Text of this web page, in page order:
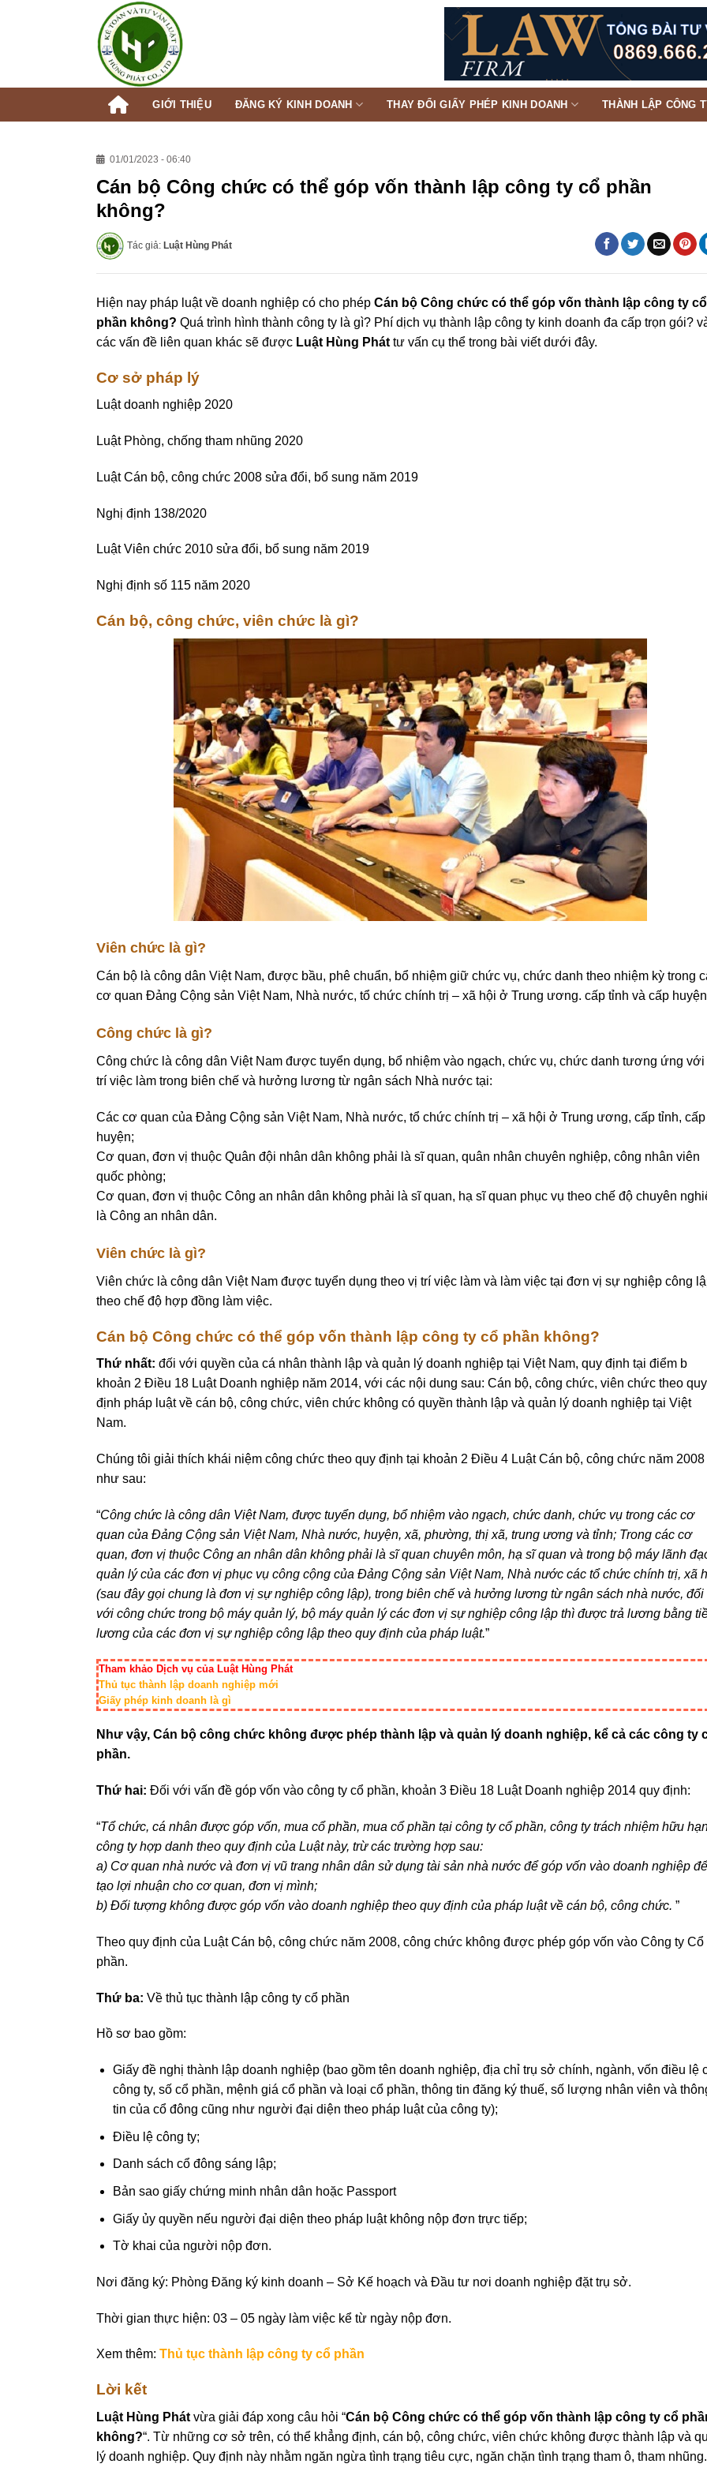
GIỚI THIỆU ĐĂNG KÝ KINH DOANH THAY ĐỔI GIẤY PHÉP KINH DOANH THÀNH LẬP CÔNG
01/01/2023 - 06:40
Cán bộ Công chức có thể góp vốn thành lập công ty cổ phần
không?
Tác giả: Luật Hùng Phát
Hiện nay pháp luật về doanh nghiệp có cho phép Cán bộ Công chức có thể góp vốn thành lập công ty cổ
phần không? Quá trình hình thành công ty là gì? Phí dịch vụ thành lập công ty kinh doanh đa cấp trọn gói?
các vấn đề liên quan khác sẽ được Luật Hùng Phát tư vấn cụ thể trong bài viết dưới đây.
Cơ sở pháp lý
Luật doanh nghiệp 2020
Luật Phòng, chống tham nhũng 2020
Luật Cán bộ, công chức 2008 sửa đổi, bổ sung năm 2019
Nghị định 138/2020
Luật Viên chức 2010 sửa đổi, bổ sung năm 2019
Nghị định số 115 năm 2020
Cán bộ, công chức, viên chức là gì?
Viên chức là gì?
Cán bộ là công dân Việt Nam, được bầu, phê chuẩn, bổ nhiệm giữ chức vụ, chức danh theo nhiệm kỳ trong
cơ quan Đảng Cộng sản Việt Nam, Nhà nước, tổ chức chính trị – xã hội ở Trung ương. cấp tỉnh và cấp
Công chức là gì?
Công chức là công dân Việt Nam được tuyển dụng, bổ nhiệm vào ngạch, chức vụ, chức danh tương ứng với
trí việc làm trong biên chế và hưởng lương từ ngân sách Nhà nước tại:
Các cơ quan của Đảng Cộng sản Việt Nam, Nhà nước, tổ chức chính trị – xã hội ở Trung ương, cấp tỉnh, cấp
huyện;
Cơ quan, đơn vị thuộc Quân đội nhân dân không phải là sĩ quan, quân nhân chuyên nghiệp, công nhân viên
quốc phòng;
Cơ quan, đơn vị thuộc Công an nhân dân không phải là sĩ quan, hạ sĩ quan phục vụ theo chế độ chuyên
là Công an nhân dân.
Viên chức là gì?
Viên chức là công dân Việt Nam được tuyển dụng theo vị trí việc làm và làm việc tại đơn vị sự nghiệp công
theo chế độ hợp đồng làm việc.
Cán bộ Công chức có thể góp vốn thành lập công ty cổ phần không?
Thứ nhất: đối với quyền của cá nhân thành lập và quản lý doanh nghiệp tại Việt Nam, quy định tại điểm b
khoản 2 Điều 18 Luật Doanh nghiệp năm 2014, với các nội dung sau: Cán bộ, công chức, viên chức theo quy
định pháp luật về cán bộ, công chức, viên chức không có quyền thành lập và quản lý doanh nghiệp tại Việt
Nam.
Chúng tôi giải thích khái niệm công chức theo quy định tại khoản 2 Điều 4 Luật Cán bộ, công chức năm 2008
như sau:
“Công chức là công dân Việt Nam, được tuyển dụng, bổ nhiệm vào ngạch, chức danh, chức vụ trong các cơ
quan của Đảng Cộng sản Việt Nam, Nhà nước, huyện, xã, phường, thị xã, trung ương và tỉnh; Trong các cơ
quan, đơn vị thuộc Công an nhân dân không phải là sĩ quan chuyên môn, hạ sĩ quan và trong bộ máy lãnh
quản lý của các đơn vị phục vụ công cộng của Đảng Cộng sản Việt Nam, Nhà nước các tổ chức chính trị, xã
(sau đây gọi chung là đơn vị sự nghiệp công lập), trong biên chế và hưởng lương từ ngân sách nhà nước, đối
với công chức trong bộ máy quản lý, bộ máy quản lý các đơn vị sự nghiệp công lập thì được trả lương bằng
lương của các đơn vị sự nghiệp công lập theo quy định của pháp luật.”
Tham khảo Dịch vụ của Luật Hùng Phát
Thủ tục thành lập doanh nghiệp mới
Giấy phép kinh doanh là gì
Như vậy, Cán bộ công chức không được phép thành lập và quản lý doanh nghiệp, kể cả các công ty
phần.
Thứ hai: Đối với vấn đề góp vốn vào công ty cổ phần, khoản 3 Điều 18 Luật Doanh nghiệp 2014 quy định:
“Tổ chức, cá nhân được góp vốn, mua cổ phần, mua cổ phần tại công ty cổ phần, công ty trách nhiệm hữu
công ty hợp danh theo quy định của Luật này, trừ các trường hợp sau:
a) Cơ quan nhà nước và đơn vị vũ trang nhân dân sử dụng tài sản nhà nước để góp vốn vào doanh nghiệp để
tạo lợi nhuận cho cơ quan, đơn vị mình;
b) Đối tượng không được góp vốn vào doanh nghiệp theo quy định của pháp luật về cán bộ, công chức. ”
Theo quy định của Luật Cán bộ, công chức năm 2008, công chức không được phép góp vốn vào Công ty Cổ
phần.
Thứ ba: Về thủ tục thành lập công ty cổ phần
Hồ sơ bao gồm:
Giấy đề nghị thành lập doanh nghiệp (bao gồm tên doanh nghiệp, địa chỉ trụ sở chính, ngành, vốn điều lệ
công ty, số cổ phần, mệnh giá cổ phần và loại cổ phần, thông tin đăng ký thuế, số lượng nhân viên và
tin của cổ đông cũng như người đại diện theo pháp luật của công ty);
Điều lệ công ty;
Danh sách cổ đông sáng lập;
Bản sao giấy chứng minh nhân dân hoặc Passport
Giấy ủy quyền nếu người đại diện theo pháp luật không nộp đơn trực tiếp;
Tờ khai của người nộp đơn.
Nơi đăng ký: Phòng Đăng ký kinh doanh – Sở Kế hoạch và Đầu tư nơi doanh nghiệp đặt trụ sở.
Thời gian thực hiện: 03 – 05 ngày làm việc kể từ ngày nộp đơn.
Xem thêm: Thủ tục thành lập công ty cổ phần
Lời kết
Luật Hùng Phát vừa giải đáp xong câu hỏi “Cán bộ Công chức có thể góp vốn thành lập công ty cổ
không?“. Từ những cơ sở trên, có thể khẳng định, cán bộ, công chức, viên chức không được thành lập và
lý doanh nghiệp. Quy định này nhằm ngăn ngừa tình trạng tiêu cực, ngăn chặn tình trạng tham ô, tham nhũng.